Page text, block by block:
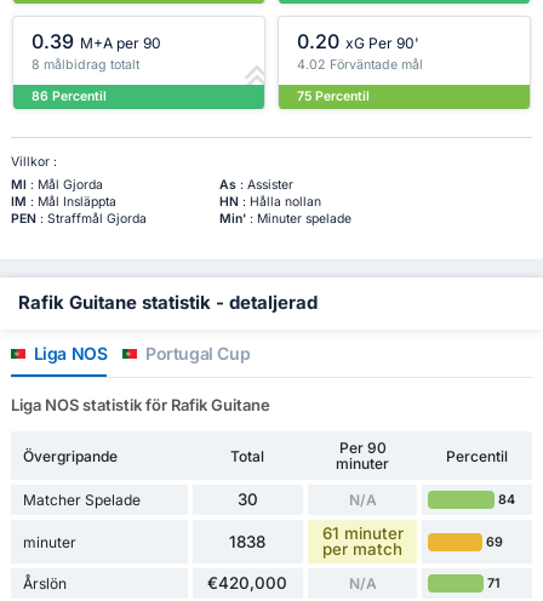
0.39 M+A per 90
8 målbidrag totalt
86 Percentil
0.20 xG Per 90'
4.02 Förväntade mål
75 Percentil
Villkor :
Ml : Mål Gjorda As: Assister
IM : Mål Insläppta HN: Hålla nollan
PEN: Straffmål Gjorda Min': Minuter spelade
Rafik Guitane statistik - detaljerad
Liga NOS Portugal Cup
Liga NOS statistik för Rafik Guitane
Övergripande Total
Per 90
minuter
Percentil
Matcher Spelade 30 N/A 84
minuter 1838
61 minuter
per match
69
Årslön €420,000 N/A 71